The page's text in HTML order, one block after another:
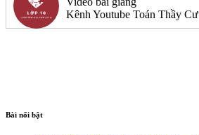
Kênh Youtube Toán Thầy Cư
Bài nổi bật